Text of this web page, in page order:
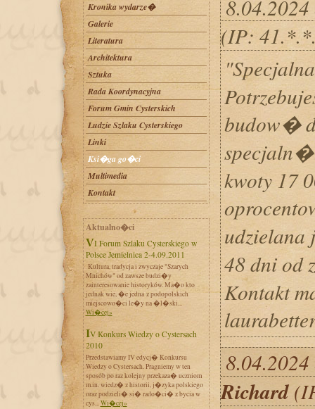
Kronika wydarze�
Galerie
Literatura
Architektura
Sztuka
Rada Koordynacyjna
Forum Gmin Cysterskich
Ludzie Szlaku Cysterskiego
Linki
Ksi�ga go�ci
Multimedia
Kontakt
Aktualno�ci
VI Forum Szlaku Cysterskiego w
Polsce Jemielnica 2-4.09.2011
Kultura, tradycja i zwyczaje "Szarych
Mnichów" od zawsze budzi�y
zainteresowanie historyków. Ma�o kto
jednak wie, �e jedna z podopolskich
miejscowo�ci le�y na �l�ski...
Wi�cej»
IV Konkurs Wiedzy o Cystersach
2010
Przedstawiamy IV edycj� Konkursu
Wiedzy o Cystersach. Pragniemy w ten
sposób po raz kolejny przekaza� uczniom
m.in. wiedz� z historii, j�zyka polskiego
oraz podzieli� si� rado�ci� z bycia w
cys...Wi�cej»
(IP:
budow�
kwoty 17
udzielana
48 dni od
Kontakt
Richard